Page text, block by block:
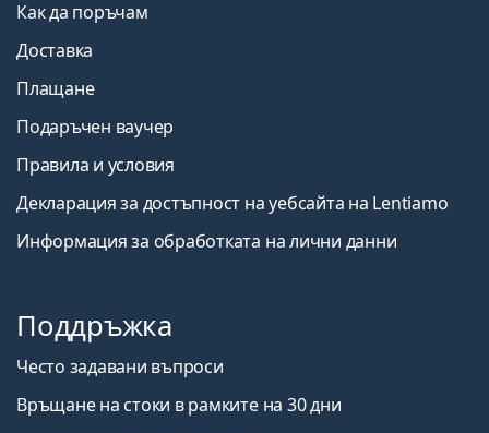
Как да поръчам
Доставка
Плащане
Подаръчен ваучер
Правила и условия
Декларация за достъпност на уебсайта на Lentiamo
Информация за обработката на лични данни
Поддръжка
Често задавани въпроси
Връщане на стоки в рамките на 30 дни